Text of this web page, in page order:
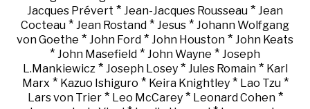
Jacques Prévert * Jean-Jacques Rousseau * Jean
Cocteau * Jean Rostand * Jesus * Johann Wolfgang
von Goethe * John Ford * John Houston * John Keats
* John Masefield * John Wayne * Joseph
L.Mankiewicz* Joseph Losey* Jules Romain* Karl
Marx * Kazuo Ishiguro * Keira Knightley* Lao Tzu*
Lars von Trier* Leo McCarey* Leonard Cohen*